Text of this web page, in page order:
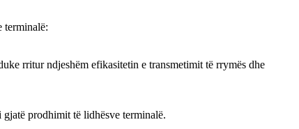
terminalë:
rritur ndjeshëm efikasitetin e transmetimit të rrymës dhe
prodhimit të lidhësve terminalë.